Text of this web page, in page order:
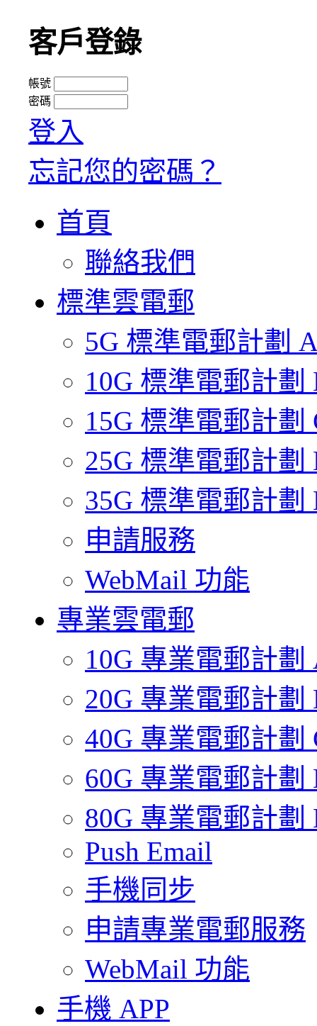
客戶登錄
帳號
密碼
登入
忘記您的密碼？
首頁
聯絡我們
標準雲電郵
5G 標準電郵計劃
10G 標準電郵計劃
15G 標準電郵計劃
25G 標準電郵計劃
35G 標準電郵計劃
申請服務
WebMail 功能
專業雲電郵
10G 專業電郵計劃
20G 專業電郵計劃
40G 專業電郵計劃
60G 專業電郵計劃
80G 專業電郵計劃
Push Email
手機同步
申請專業電郵服務
WebMail 功能
手機 APP